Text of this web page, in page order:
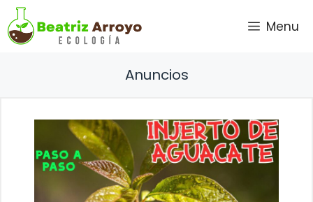
Saltar
al
contenido
Menu
Anuncios